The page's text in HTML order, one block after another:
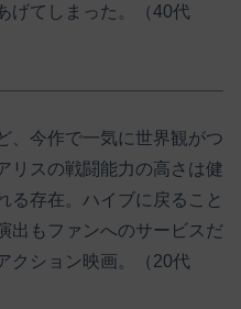
げてしまった。（40代
、今作で一気に世界観がつ
リスの戦闘能力の高さは健
る存在。ハイブに戻ること
出もファンへのサービスだ
クション映画。（20代